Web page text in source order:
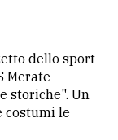
dello sport
Merate
storiche". Un
costumi le